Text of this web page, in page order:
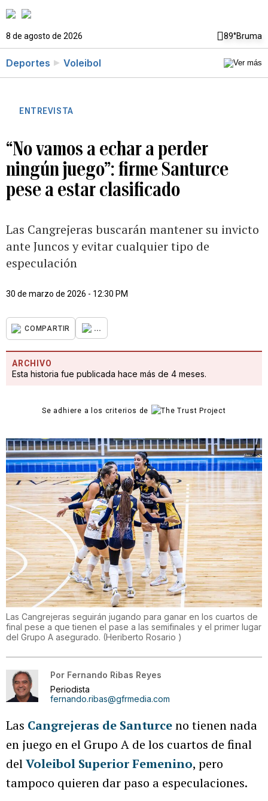
8 de agosto de 2026 89°Bruma
Deportes Voleibol
ENTREVISTA
“No vamos a echar a perder
ningún juego”: firme Santurce
pese a estar clasificado
Las Cangrejeras buscarán mantener su invicto
ante Juncos y evitar cualquier tipo de
especulación
30 de marzo de 2026 - 12:30 PM
COMPARTIR ...
ARCHIVO
Esta historia fue publicada hace más de 4 meses.
Se adhiere a los criterios de
Las Cangrejeras seguirán jugando para ganar en los cuartos de
final pese a que tienen el pase a las semifinales y el primer lugar
del Grupo A asegurado. (Heriberto Rosario )
Por Fernando Ribas Reyes
Periodista
fernando.ribas@gfrmedia.com
Las Cangrejeras de Santurceno tienen nada
en juego en el Grupo A de los cuartos de final
delVoleibol Superior Femenino, pero
tampoco quieren dar paso a especulaciones.